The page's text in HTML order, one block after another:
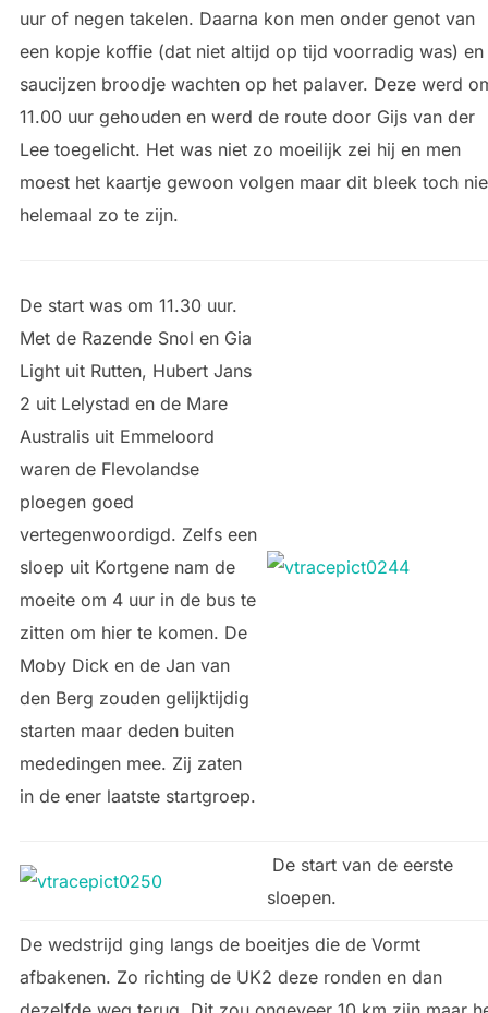
uur of negen takelen. Daarna kon men onder genot van
een kopje koffie (dat niet altijd op tijd voorradig was) en
saucijzen broodje wachten op het palaver. Deze werd
11.00 uur gehouden en werd de route door Gijs van der
Lee toegelicht. Het was niet zo moeilijk zei hij en men
moest het kaartje gewoon volgen maar dit bleek toch
helemaal zo te zijn.
De start was om 11.30 uur.
Met de Razende Snol en Gia
Light uit Rutten, Hubert Jans
2 uit Lelystad en de Mare
Australis uit Emmeloord
waren de Flevolandse
ploegen goed
vertegenwoordigd. Zelfs een
sloep uit Kortgene nam de
moeite om 4 uur in de bus te
zitten om hier te komen. De
Moby Dick en de Jan van
den Berg zouden gelijktijdig
starten maar deden buiten
mededingen mee. Zij zaten
in de ener laatste startgroep.
De start van de eerste
sloepen.
De wedstrijd ging langs de boeitjes die de Vormt
afbakenen. Zo richting de UK2 deze ronden en dan